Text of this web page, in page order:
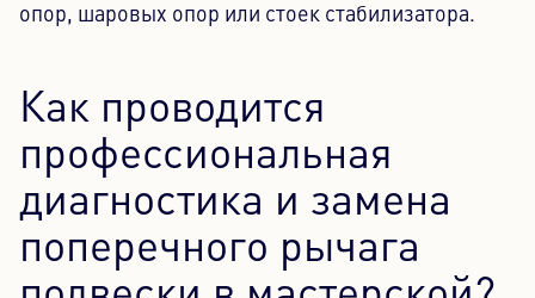
опор, шаровых опор или стоек стабилизатора.
Как проводится
профессиональная
диагностика и замена
поперечного рычага